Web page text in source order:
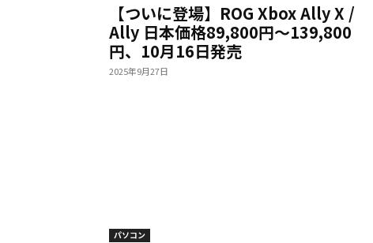
【ついに登場】ROG Xbox Ally X /
Ally 日本価格89,800円〜139,800
円、10月16日発売
2025年9月27日
パソコン